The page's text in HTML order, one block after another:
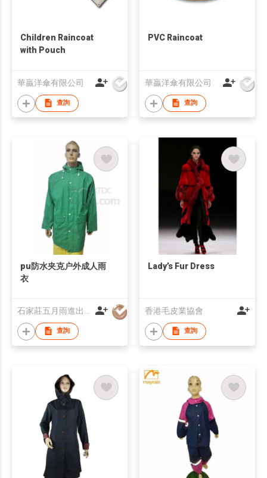
Children Raincoat
with Pouch
華贏洋傘有限公司
查詢
PVC Raincoat
華贏洋傘有限公司
查詢
pu防水夹克户外成人雨
衣
查詢
Lady’s Fur Dress
香港毛皮業協會
查詢